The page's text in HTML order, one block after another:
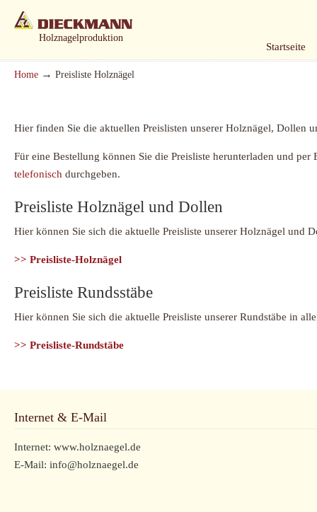
Holznagelproduktion
Startseite
Home → Preisliste Holznägel
Hier finden Sie die aktuellen Preislisten unserer Holznägel, Dollen
Für eine Bestellung können Sie die Preisliste herunterladen und
telefonisch durchgeben.
Preisliste Holznägel und Dollen
Hier können Sie sich die aktuelle Preisliste unserer Holznägel und
>> Preisliste-Holznägel
Preisliste Rundsstäbe
Hier können Sie sich die aktuelle Preisliste unserer Rundstäbe in
>> Preisliste-Rundstäbe
Internet & E-Mail
Internet: www.holznaegel.de
E-Mail: info@holznaegel.de